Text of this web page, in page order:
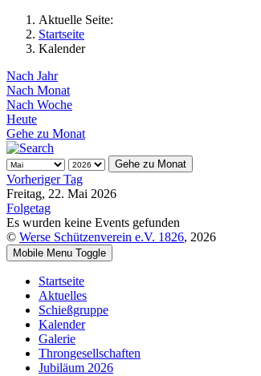
Aktuelle Seite:
Startseite
Kalender
Nach Jahr
Nach Monat
Nach Woche
Heute
Gehe zu Monat
Gehe zu Monat
Vorheriger Tag
Freitag, 22. Mai 2026
Folgetag
Es wurden keine Events gefunden
© Werse Schützenverein e.V. 1826, 2026
Mobile Menu Toggle
Startseite
Aktuelles
Schießgruppe
Kalender
Galerie
Throngesellschaften
Jubiläum 2026